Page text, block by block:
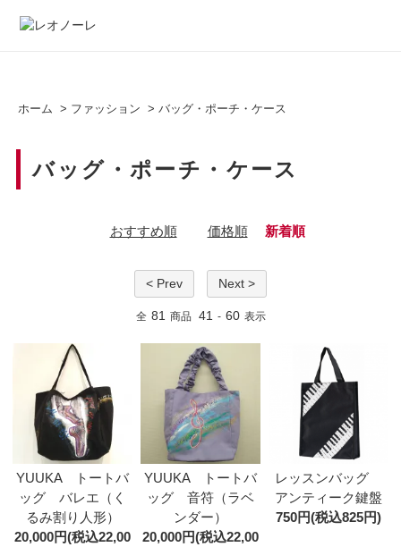
ホーム > ファッション > バッグ・ポーチ・ケース
バッグ・ポーチ・ケース
おすすめ順 価格順 新着順
< Prev Next >
全 81 商品 41 - 60 表示
YUUKA トートバ
ッグ バレエ（く
るみ割り人形）
20,000円(税込22,00
YUUKA トートバ
ッグ 音符（ラベ
ンダー）
20,000円(税込22,00
レッスンバッグ
アンティーク鍵盤
750円(税込825円)